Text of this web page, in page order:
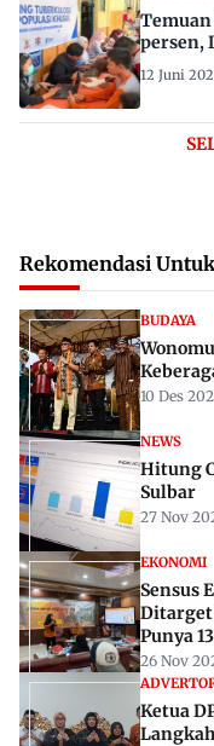
Temuan
persen,
12 Juni
Rekomendasi
BUDAYA
10 Des
NEWS
Hitung
Sulbar
27 Nov
EKONOMI
Sensus
Ditarget
Punya
26 Nov
Ketua